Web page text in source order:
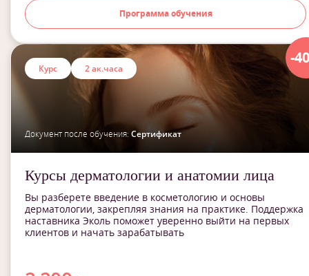
Программа обучения
-
Курс 2 ак.часа
Документ после обучения: Сертификат
Курсы дерматологии и анатомии лица
Вы разберете введение в косметологию и основы
дерматологии, закрепляя знания на практике. Поддержка
наставника Эколь поможет уверенно выйти на первых
клиентов и начать зарабатывать